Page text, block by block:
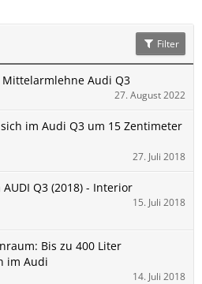
Filter
Audi Q3
27. August 2022
im Audi Q3 um 15 Zentimeter
27. Juli 2018
Q3 (2018) - Interior
15. Juli 2018
Bis zu 400 Liter
im Audi
14. Juli 2018